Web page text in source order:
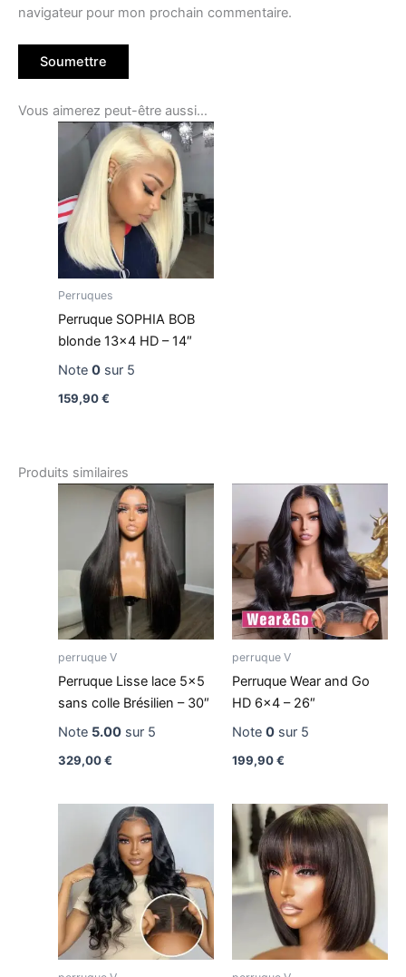
navigateur pour mon prochain commentaire.
Vous aimerez peut-être aussi…
Perruques
Perruque SOPHIA BOB
blonde 13×4 HD – 14″
Note 0sur 5
159,90€
Produits similaires
perruque V
Perruque Lisse lace 5×5
sans colle Brésilien – 30″
Note 5.00sur 5
329,00€
perruque V
Perruque Wear and Go
HD 6×4 – 26″
Note 0sur 5
199,90€